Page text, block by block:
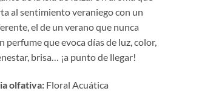
hasta
€17,00
al sentimiento veraniego con un
el de un verano que nunca
perfume que evoca días de luz, color,
brisa… ¡a punto de llegar!
olfativa: Floral Acuática